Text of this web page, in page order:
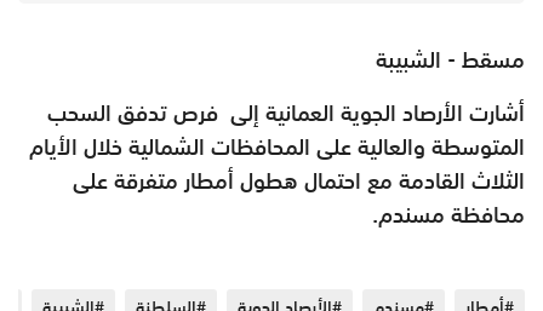
مسقط - الشبيبة
أشارت الأرصاد الجوية العمانية إلى فرص تدفق السحب
المتوسطة والعالية على المحافظات الشمالية خلال الأيام
الثلاث القادمة مع احتمال هطول أمطار متفرقة على
محافظة مسندم.